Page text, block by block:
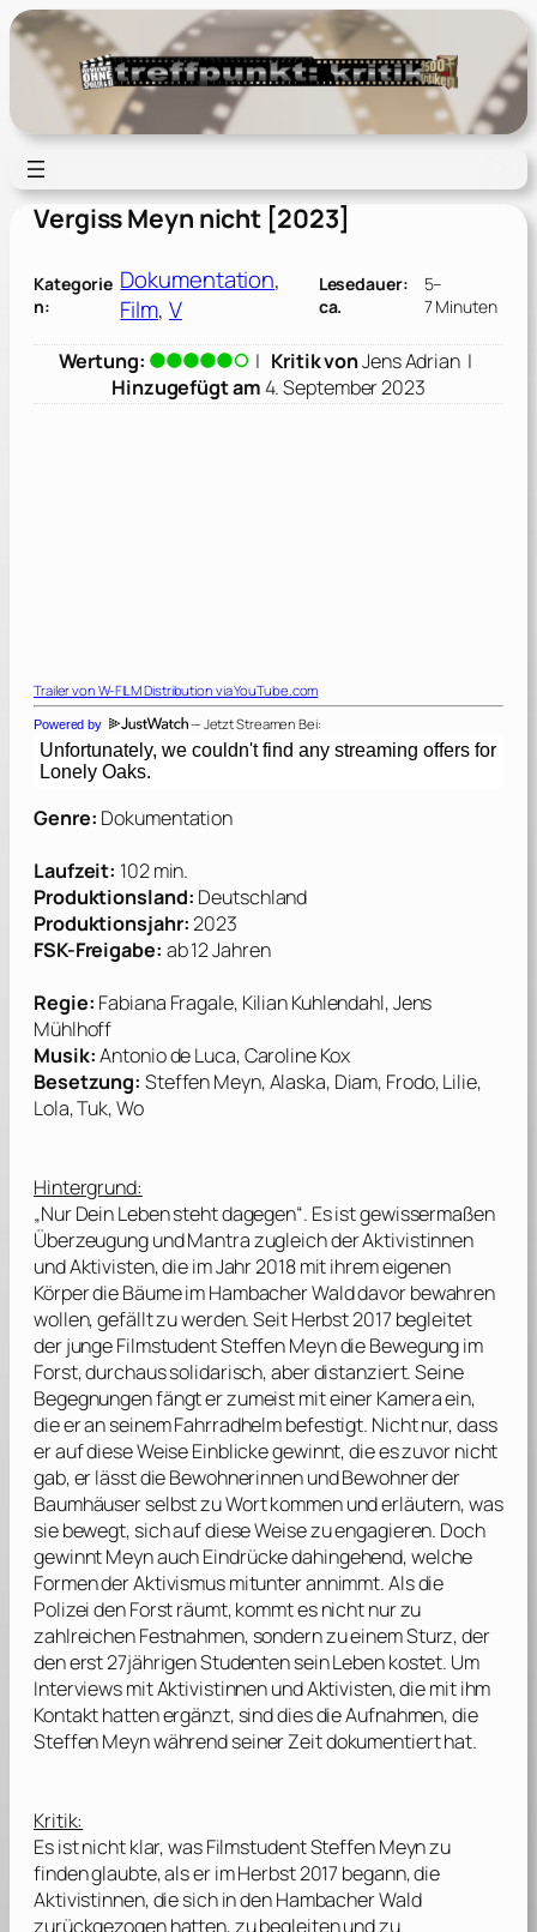
Zum
Inhalt
springen
Vergiss Meyn nicht [2023]
Kategorie
n:
Dokumentation
Film, V
Lesedauer:
ca.
5–
7 Minuten
Wertung: | Kritik vonJens Adrian|
Hinzugefügt am4. September 2023
Trailer von W-FILM Distribution via YouTube.com
Powered by — Jetzt Streamen Bei:
Genre: Dokumentation
Laufzeit: 102 min.
Produktionsland: Deutschland
Produktionsjahr:2023
FSK-Freigabe: ab 12 Jahren
Regie: Fabiana Fragale, Kilian Kuhlendahl, Jens
Mühlhoff
Musik:Antonio de Luca, Caroline Kox
Besetzung: Steffen Meyn, Alaska, Diam, Frodo, Lilie,
Lola, Tuk, Wo
Hintergrund:
„Nur Dein Leben steht dagegen“. Es ist gewissermaßen
Überzeugung und Mantra zugleich der Aktivistinnen
und Aktivisten, die im Jahr 2018 mit ihrem eigenen
Körper die Bäume im Hambacher Wald davor bewahren
wollen, gefällt zu werden. Seit Herbst 2017 begleitet
der junge FilmstudentSteffen Meyndie Bewegung im
Forst, durchaus solidarisch, aber distanziert. Seine
Begegnungen fängt er zumeist mit einer Kamera ein,
die er an seinem Fahrradhelm befestigt. Nicht nur, dass
er auf diese Weise Einblicke gewinnt, die es zuvor nicht
gab, er lässt die Bewohnerinnen und Bewohner der
Baumhäuser selbst zu Wort kommen und erläutern, was
sie bewegt, sich auf diese Weise zu engagieren. Doch
gewinntMeynauch Eindrücke dahingehend, welche
Formen der Aktivismus mitunter annimmt. Als die
Polizei den Forst räumt, kommt es nicht nur zu
zahlreichen Festnahmen, sondern zu einem Sturz, der
den erst 27jährigen Studenten sein Leben kostet. Um
Interviews mit Aktivistinnen und Aktivisten, die mit ihm
Kontakt hatten ergänzt, sind dies die Aufnahmen, die
Steffen Meynwährend seiner Zeit dokumentiert hat.
Kritik:
Es ist nicht klar, was FilmstudentSteffen Meynzu
finden glaubte, als er im Herbst 2017 begann, die
Aktivistinnen, die sich in den Hambacher Wald
zurückgezogen hatten, zu begleiten und zu